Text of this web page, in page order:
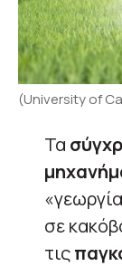
(University of
Τα
σε
τις